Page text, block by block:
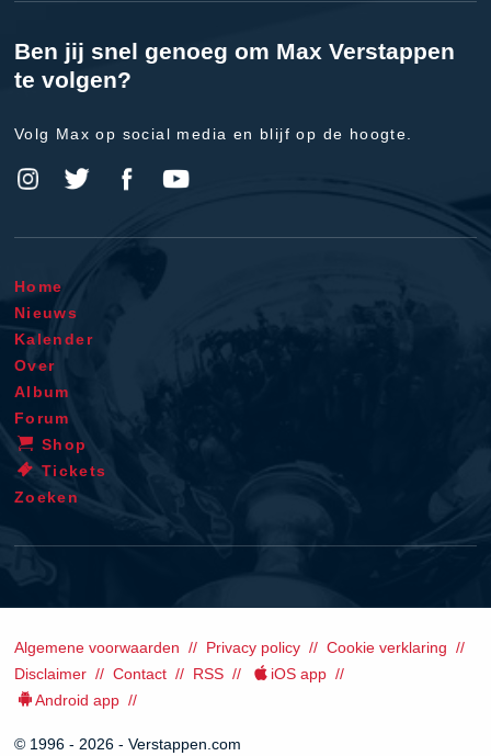
Ben jij snel genoeg om Max Verstappen
te volgen?
Volg Max op social media en blijf op de hoogte.
Home
Nieuws
Kalender
Over
Album
Forum
Shop
Tickets
Zoeken
Algemene voorwaarden Privacy policy
Cookie verklaring
Disclaimer
Contact RSS
iOS app
Android app
© 1996 - 2026 - Verstappen.com